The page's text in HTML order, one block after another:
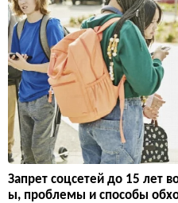
Запрет соцсетей до 15 лет
ы, проблемы и способы